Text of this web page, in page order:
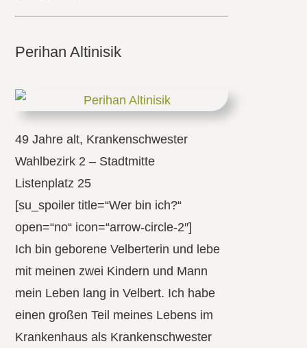
Perihan Altinisik
49 Jahre alt, Krankenschwester
Wahlbezirk 2 – Stadtmitte
Listenplatz 25
[su_spoiler title=“Wer bin ich?“
open=“no“ icon=“arrow-circle-2″]
Ich bin geborene Velberterin und lebe
mit meinen zwei Kindern und Mann
mein Leben lang in Velbert. Ich habe
einen großen Teil meines Lebens im
Krankenhaus als Krankenschwester